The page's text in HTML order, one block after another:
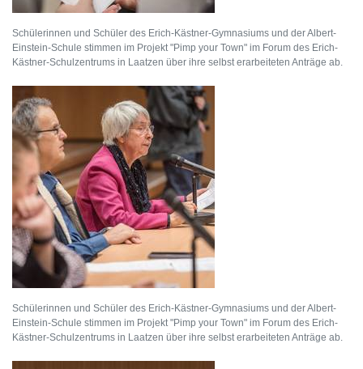
Schülerinnen und Schüler des Erich-Kästner-Gymnasiums und der Albert-
Einstein-Schule stimmen im Projekt "Pimp your Town" im Forum des Erich-
Kästner-Schulzentrums in Laatzen über ihre selbst erarbeiteten Anträge ab.
Schülerinnen und Schüler des Erich-Kästner-Gymnasiums und der Albert-
Einstein-Schule stimmen im Projekt "Pimp your Town" im Forum des Erich-
Kästner-Schulzentrums in Laatzen über ihre selbst erarbeiteten Anträge ab.